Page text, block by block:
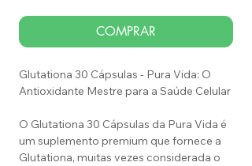
COMPRAR
Glutationa 30 Cápsulas - Pura Vida: O
Antioxidante Mestre para a Saúde Celular
O Glutationa 30 Cápsulas da Pura Vida é
um suplemento premium que fornece a
Glutationa, muitas vezes considerada o